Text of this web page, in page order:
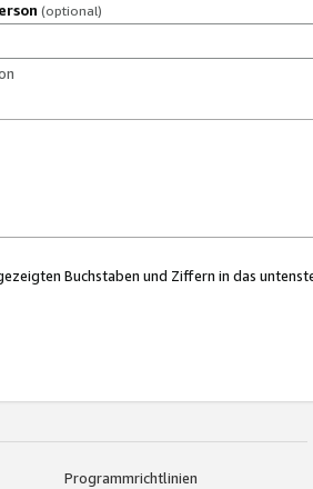
(optional)
Buchstaben und Ziffern in das
Programmrichtlinien